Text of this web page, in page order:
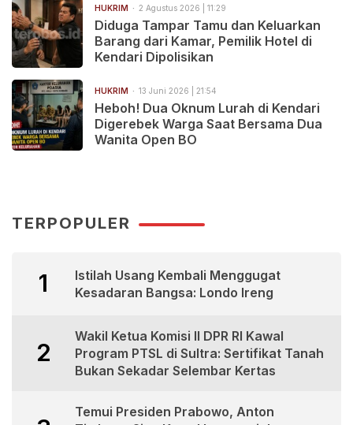
HUKRIM 2 Agustus 2026 | 11:29
Diduga Tampar Tamu dan Keluarkan
Barang dari Kamar, Pemilik Hotel di
Kendari Dipolisikan
HUKRIM 13 Juni 2026 | 21:54
Heboh! Dua Oknum Lurah di Kendari
Digerebek Warga Saat Bersama Dua
Wanita Open BO
TERPOPULER
1
Istilah Usang Kembali Menggugat
Kesadaran Bangsa: Londo Ireng
2
Wakil Ketua Komisi II DPR RI Kawal
Program PTSL di Sultra: Sertifikat Tanah
Bukan Sekadar Selembar Kertas
Temui Presiden Prabowo, Anton